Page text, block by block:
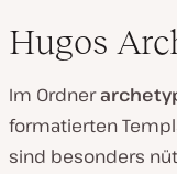
Hugos
Im Ordner
formatierten
sind besonders